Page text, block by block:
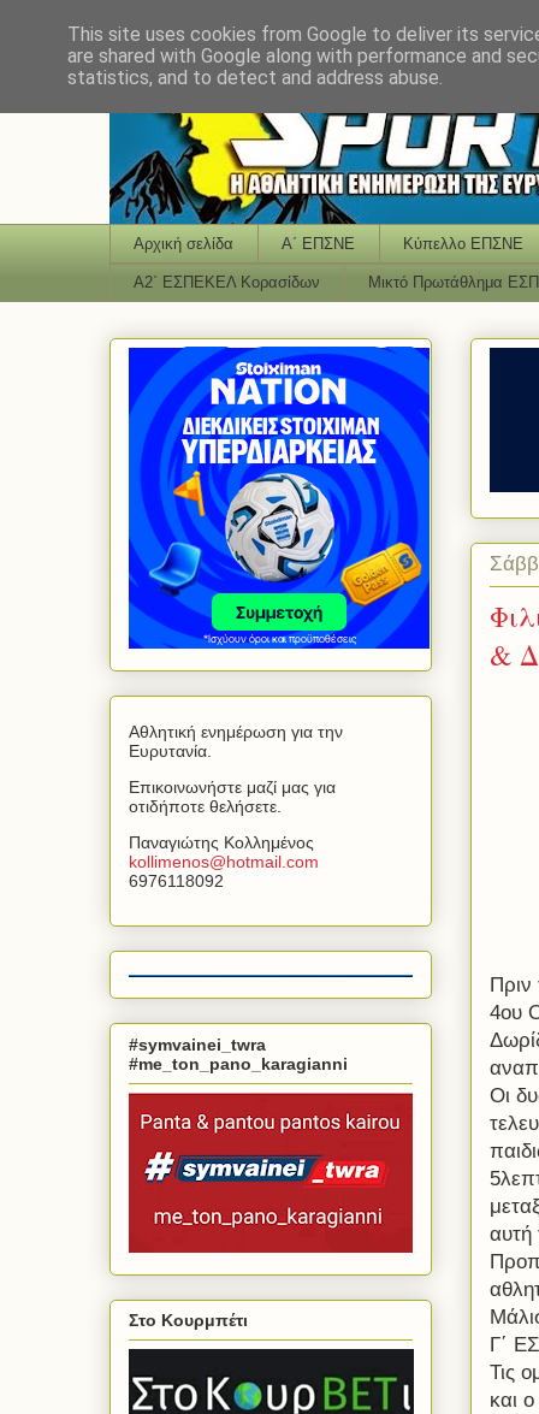
Αρχική σελίδα Α΄ ΕΠΣΝΕ Κύπελλο ΕΠΣΝΕ
Α2΄ ΕΣΠΕΚΕΛ Κορασίδων Μικτό Πρωτάθλημα
&
4ου
Οι
αυτή
Γ΄
Τις
και
Αθλητική ενημέρωση για την
Ευρυτανία.
Επικοινωνήστε μαζί μας για
οτιδήποτε θελήσετε.
Παναγιώτης Κολλημένος
kollimenos@hotmail com
6976118092
#symvainei_twra
#me_ton_pano_karagianni
Στο Κουρμπέτι
This site uses cookies from Google to deliver its
are shared with Google along with performance and
statistics, and to detect and address abuse.